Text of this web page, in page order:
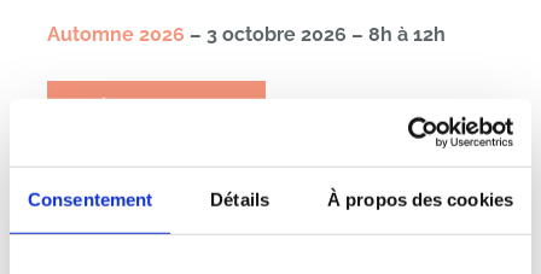
Consentement Détails À propos des cookies
Automne 2026 – 3 octobre 2026 – 8h à 12h
RÉSERVATION